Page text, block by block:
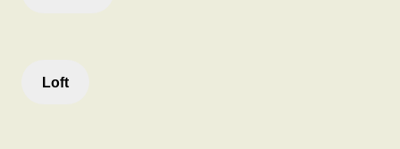
Loft